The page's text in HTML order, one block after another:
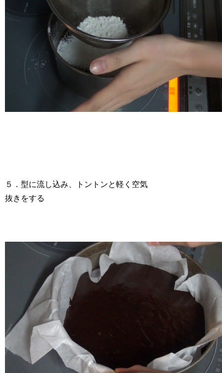
５．型に流し込み、トントンと軽く空気
抜きをする